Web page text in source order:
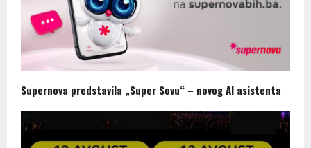
Supernova predstavila „Super Sovu“ – novog AI asistenta